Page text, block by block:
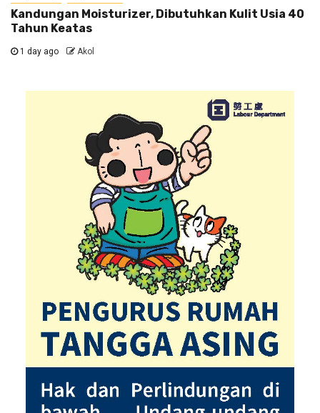
Kandungan Moisturizer, Dibutuhkan Kulit Usia 40
Tahun Keatas
1 day ago Akol